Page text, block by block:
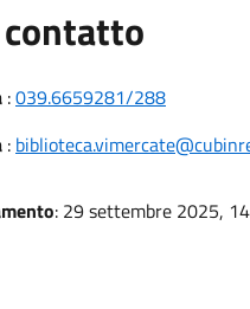
:039.6659281/288
:
: 29 settembre 2025,